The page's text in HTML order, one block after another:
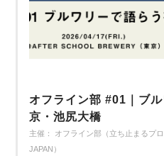
オフライン部 #01｜ブ
京・池尻大橋
主催： オフライン部（立ち止まるプ
JAPAN）